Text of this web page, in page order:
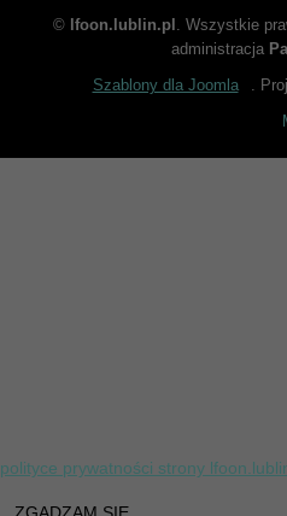
© lfoon.lublin.pl . Wszystkie
administracja
Szablony dla Joomla
.
polityce prywatności strony